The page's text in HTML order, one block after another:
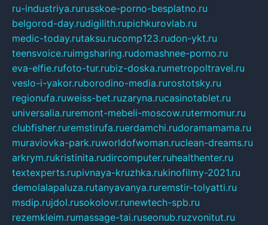
ru-industriya.rurusskoe-porno-besplatno.ru
belgorod-day.rudigilith.rupichkurovlab.ru
medic-today.rutaksu.rucomp123.rudon-ykt.ru
teensvoice.ruimgsharing.rudomashnee-porno.ru
eva-elfie.rufoto-tur.rubiz-doska.rumetropoltravel.ru
veslo-i-yakor.ruborodino-media.rurostotsky.ru
regionufa.ruweiss-bet.ruzaryna.rucasinotablet.ru
universalia.ruremont-mebeli-moscow.rutermomur.ru
clubfisher.ruremstirufa.ruerdamchi.rudoramamama.ru
muraviovka-park.ruworldofwoman.ruclean-dreams.ru
arkrym.rukristinita.rudircomputer.ruhealthenter.ru
textexperts.rupivnaya-kruzhka.rukinofilmy-2021.ru
demolalapaluza.rutanyavanya.ruremstir-tolyatti.ru
msdip.rujdol.rusokolovr.runewtech-spb.ru
rezemkleim.rumassage-tai.ruseonub.ruzvonitut.ru